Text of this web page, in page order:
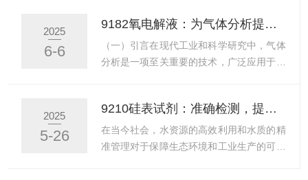
其主要成分是经过特殊配方调配的电解质溶
液，能够在传感器电极之间形成稳定的电解
层，从而实现高效的氧气电解反应。这种电
照射含有荧光指示剂的膜层，荧光物质在受
到激发后发出荧光，而氧分子的存在会缩短
荧光寿命并降低荧光强度，通过测量这一变
度，能够在低浓度下准确测量溶解氧的变
化，适用于需要高精度测量的场合。其次，
该技术无需化学试剂，避免了传统化学方法
2025
6-6
9182氧电解液：为气体分析提供可靠动力
（一）引言在现代工业和科学研究中，气体
分析是一项至关重要的技术，广泛应用于环
保障生产安全，还能为科学研究提供关键数
据支持。9182氧电解液作为一种高性能的
电解液产品，为气体分析仪器提供了可靠的
2025
5-26
9210硅表试剂：准确检测，提升水质管理效率
在当今社会，水资源的高效利用和水质的精
准管理对于保障生态环境和工业生产的可持